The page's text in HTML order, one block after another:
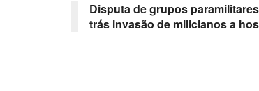
Disputa de grupos
trás invasão de milicianos a